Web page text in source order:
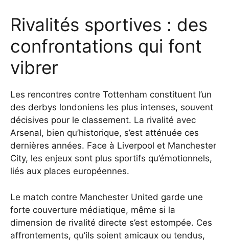
Rivalités sportives : des
confrontations qui font
vibrer
Les rencontres contre Tottenham constituent l’un
des derbys londoniens les plus intenses, souvent
décisives pour le classement. La rivalité avec
Arsenal, bien qu’historique, s’est atténuée ces
dernières années. Face à Liverpool et Manchester
City, les enjeux sont plus sportifs qu’émotionnels,
liés aux places européennes.
Le match contre Manchester United garde une
forte couverture médiatique, même si la
dimension de rivalité directe s’est estompée. Ces
affrontements, qu’ils soient amicaux ou tendus,